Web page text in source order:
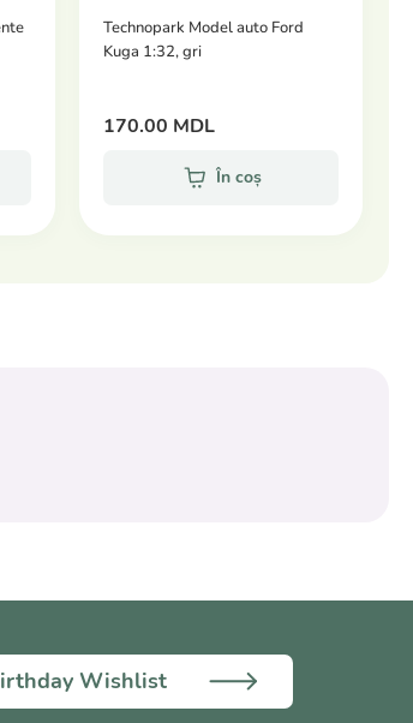
Technopark Model auto Ford
Kuga 1:32, gri
170.00 MDL
În coș
Wishlist